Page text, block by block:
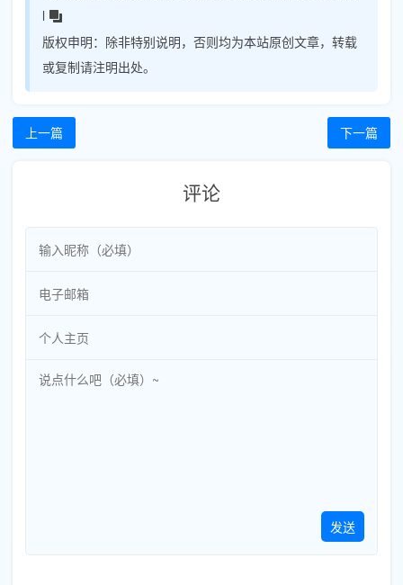
l
版权申明： 除非特别说明，否则均为本站原创文章，转载
或复制请注明出处。
上一篇 下一篇
评论
发送